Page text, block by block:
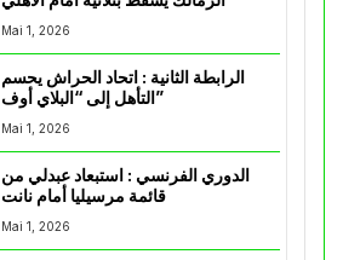
Mai 1, 2026
الرابطة الثانية : اتحاد الحراش يحسم
التأهل إلى “البلاي أوف”
Mai 1, 2026
الدوري الفرنسي : استبعاد عبدلي من
قائمة مرسيليا أمام نانت
Mai 1, 2026